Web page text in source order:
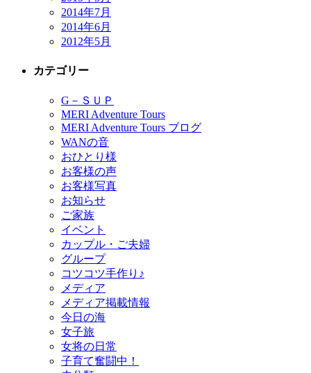
2014年7月
2014年6月
2012年5月
カテゴリー
G－ＳＵＰ
MERI Adventure Tours
MERI Adventure Tours ブログ
WANの音
おひとり様
お客様の声
お客様写真
お知らせ
ご家族
イベント
カップル・ご夫婦
グループ
コツコツ手作り♪
メディア
メディア掲載情報
今日の海
女子旅
女将の日常
子育て奮闘中！